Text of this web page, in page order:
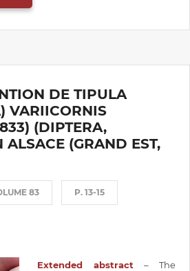
DE TIPULA
VARIICORNIS
(DIPTERA,
(GRAND EST,
83 P. 13-15
Extended abstract – The